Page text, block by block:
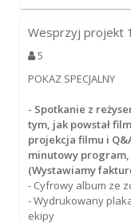
Wesprzyj projekt
5
POKAZ SPECJALNY
- Spotkanie z
tym, jak powstał
projekcja filmu i
minutowy
(Wystawiamy
- Cyfrowy album ze
- Wydrukowany
ekipy